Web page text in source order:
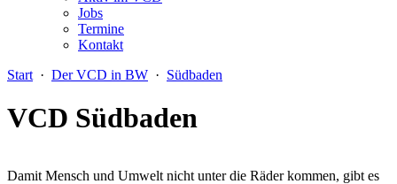
Jobs
Termine
Kontakt
Start · Der VCD in BW · Südbaden
VCD Südbaden
Damit Mensch und Umwelt nicht unter die Räder kommen, gibt es